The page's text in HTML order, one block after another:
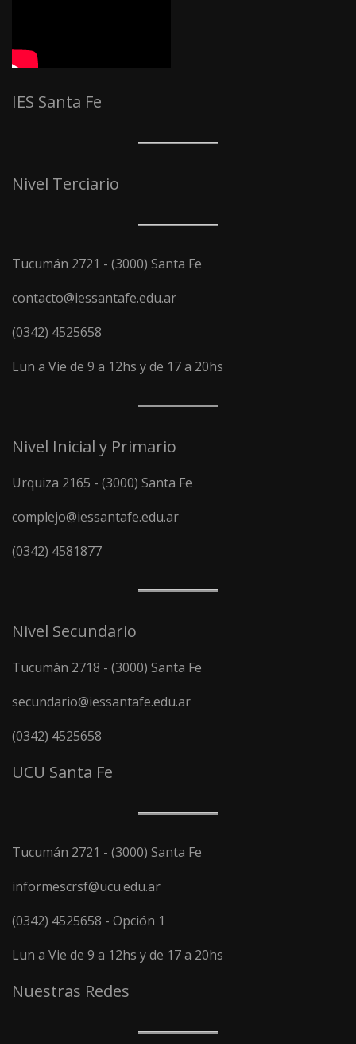
IES Santa Fe
Nivel Terciario
Tucumán 2721 - (3000) Santa Fe
contacto@iessantafe.edu.ar
(0342) 4525658
Lun a Vie de 9 a 12hs y de 17 a 20hs
Nivel Inicial y Primario
Urquiza 2165 - (3000) Santa Fe
complejo@iessantafe.edu.ar
(0342) 4581877
Nivel Secundario
Tucumán 2718 - (3000) Santa Fe
secundario@iessantafe.edu.ar
(0342) 4525658
UCU Santa Fe
Tucumán 2721 - (3000) Santa Fe
informescrsf@ucu.edu.ar
(0342) 4525658 - Opción 1
Lun a Vie de 9 a 12hs y de 17 a 20hs
Nuestras Redes